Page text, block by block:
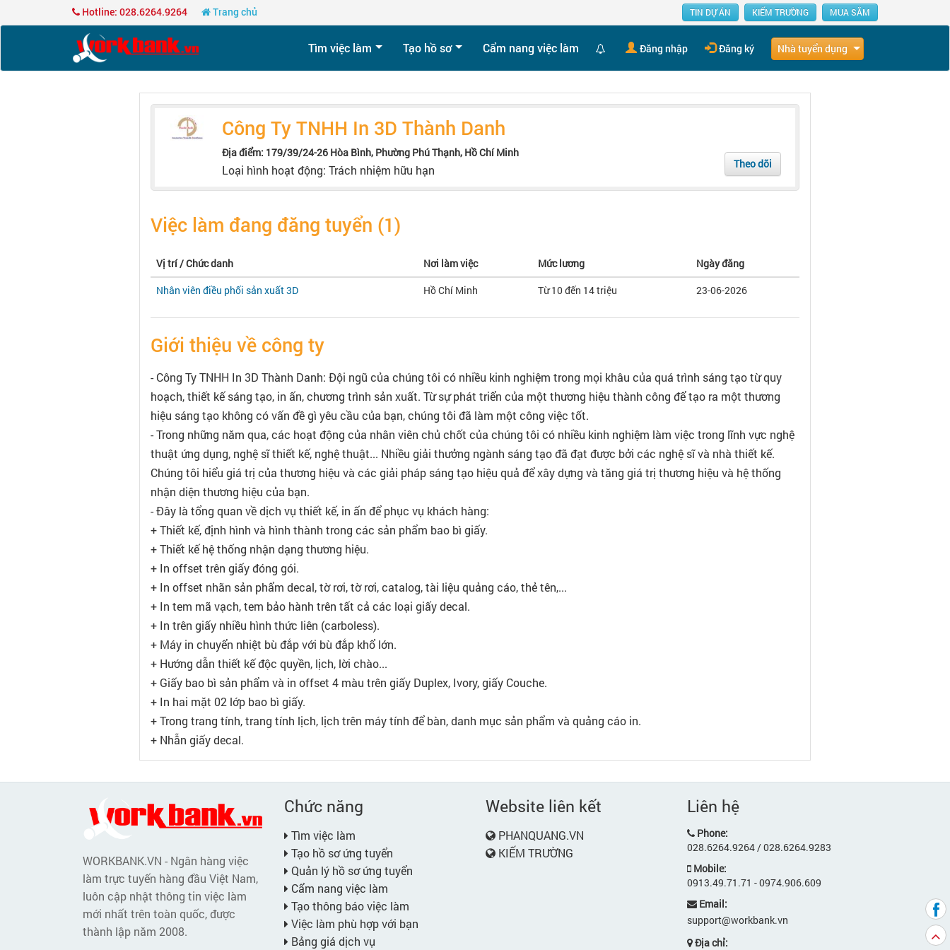
Hotline: 028.6264.9264 Trang chủ TIN DỰ ÁN KIẾM TRƯỜNG MUA SẮM
Tìm việc làm Tạo hồ sơ Cẩm nang việc làm Đăng nhập Đăng ký Nhà tuyển dụng
Công Ty TNHH In 3D Thành Danh
Địa điểm: 179/39/24-26 Hòa Bình, Phường Phú Thạnh, Hồ Chí Minh
Loại hình hoạt động: Trách nhiệm hữu hạn Theo dõi
Việc làm đang đăng tuyển (1)
Vị trí / Chức danh Nơi làm việc Mức lương
Ngày đăng
Nhân viên điều phối sản xuất 3D
Hồ Chí Minh Từ 10 đến 14 triệu 23-06-2026
Giới thiệu về công ty
- Công Ty TNHH In 3D Thành Danh: Đội ngũ của chúng tôi có nhiều kinh nghiệm trong mọi khâu của quá trình sáng tạo từ quy
hoạch, thiết kế sáng tạo, in ấn, chương trình sản xuất. Từ sự phát triển của một thương hiệu thành công để tạo ra một thương
hiệu sáng tạo không có vấn đề gì yêu cầu của bạn, chúng tôi đã làm một công việc tốt.
- Trong những năm qua, các hoạt động của nhân viên chủ chốt của chúng tôi có nhiều kinh nghiệm làm việc trong lĩnh vực nghệ
thuật ứng dụng, nghệ sĩ thiết kế, nghệ thuật... Nhiều giải thưởng ngành sáng tạo đã đạt được bởi các nghệ sĩ và nhà thiết kế.
Chúng tôi hiểu giá trị của thương hiệu và các giải pháp sáng tạo hiệu quả để xây dựng và tăng giá trị thương hiệu và hệ thống
nhận diện thương hiệu của bạn.
- Đây là tổng quan về dịch vụ thiết kế, in ấn để phục vụ khách hàng:
+ Thiết kế, định hình và hình thành trong các sản phẩm bao bì giấy.
+ Thiết kế hệ thống nhận dạng thương hiệu.
+ In offset trên giấy đóng gói.
+ In offset nhãn sản phẩm decal, tờ rơi, tờ rơi, catalog, tài liệu quảng cáo, thẻ tên,...
+ In tem mã vạch, tem bảo hành trên tất cả các loại giấy decal.
+ In trên giấy nhiều hình thức liên (carboless).
+ Máy in chuyển nhiệt bù đắp với bù đắp khổ lớn.
+ Hướng dẫn thiết kế độc quyền, lịch, lời chào...
+ Giấy bao bì sản phẩm và in offset 4 màu trên giấy Duplex, Ivory, giấy Couche.
+ In hai mặt 02 lớp bao bì giấy.
+ Trong trang tính, trang tính lịch, lịch trên máy tính để bàn, danh mục sản phẩm và quảng cáo in.
+ Nhẫn giấy decal.
WORKBANK.VN - Ngân hàng việc
làm trực tuyến hàng đầu Việt Nam,
luôn cập nhật thông tin việc làm
mới nhất trên toàn quốc, được
thành lập năm 2008.
Chức năng
Tìm việc làm
Tạo hồ sơ ứng tuyển
Quản lý hồ sơ ứng tuyển
Cẩm nang việc làm
Tạo thông báo việc làm
Việc làm phù hợp với bạn
Bảng giá dịch vụ
Website liên kết
PHANQUANG.VN
KIẾM TRƯỜNG
Liên hệ
Phone:
028.6264.9264 / 028.6264.9283
Mobile:
0913.49.71.71 - 0974.906.609
Email:
support@workbank.vn
Địa chỉ: